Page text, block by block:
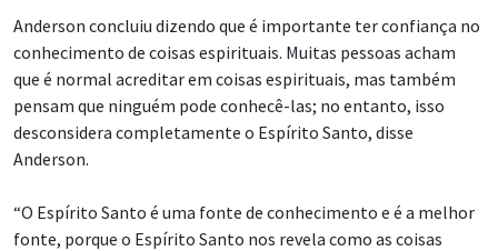
Anderson concluiu dizendo que é importante ter confiança no
conhecimento de coisas espirituais. Muitas pessoas acham
que é normal acreditar em coisas espirituais, mas também
pensam que ninguém pode conhecê-las; no entanto, isso
desconsidera completamente o Espírito Santo, disse
Anderson.
“O Espírito Santo é uma fonte de conhecimento e é a melhor
fonte, porque o Espírito Santo nos revela como as coisas